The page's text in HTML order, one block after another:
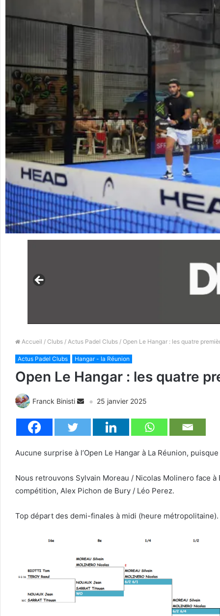
Accueil / Clubs / Actus Padel Clubs / Open Le Hangar : les quatre
Actus Padel Clubs Hangar - la Réunion
Open Le Hangar : les quatre
Franck Binisti 25 janvier 2025
Aucune surprise à l’Open Le Hangar à La Réunion,
Nous retrouvons Sylvain Moreau / Nicolas Molinero face
compétition, Alex Pichon de Bury / Léo Perez.
Top départ des demi-finales à midi (heure métropolitaine).